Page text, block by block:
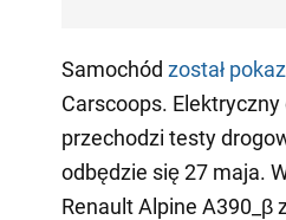
Samochód został
Carscoops.
przechodzi testy
odbędzie się 27 maja.
Renault Alpine A390_β